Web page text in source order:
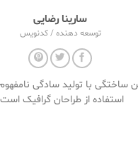
سارینا رضایی
توسعه دهنده / کدنویس
ساختگی با تولید سادگی
استفاده از طراحان گرافیک